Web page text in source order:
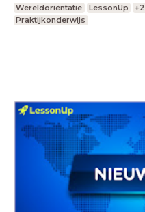
Wereldoriëntatie LessonUp +2
Praktijkonderwijs